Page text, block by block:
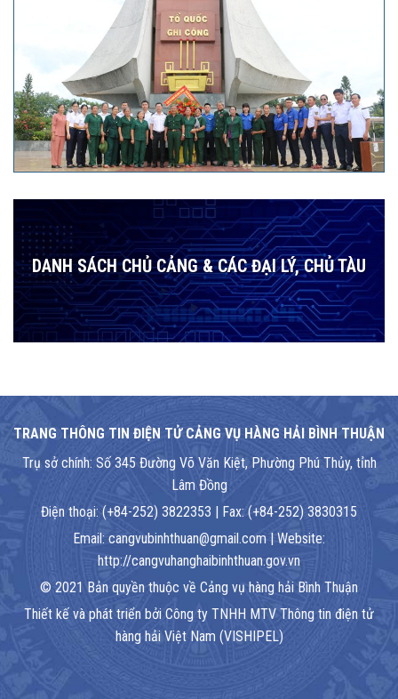
DANH SÁCH CHỦ CẢNG & CÁC ĐẠI LÝ, CHỦ TÀU
TRANG THÔNG TIN ĐIỆN TỬ CẢNG VỤ HÀNG HẢI BÌNH THUẬN
Trụ sở chính: Số 345 Đường Võ Văn Kiệt, Phường Phú Thủy, tỉnh
Lâm Đồng
Điện thoại: (+84-252) 3822353 | Fax: (+84-252) 3830315
Email: cangvubinhthuan@gmail.com | Website:
http://cangvuhanghaibinhthuan.gov.vn
© 2021 Bản quyền thuộc về Cảng vụ hàng hải Bình Thuận
Thiết kế và phát triển bởi Công ty TNHH MTV Thông tin điện tử
hàng hải Việt Nam (VISHIPEL)